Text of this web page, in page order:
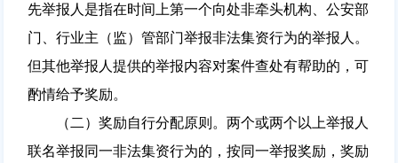
先举报人是指在时间上第一个向处非牵头机构、公安部
门、行业主（监）管部门举报非法集资行为的举报人。
但其他举报人提供的举报内容对案件查处有帮助的，可
酌情给予奖励。
（二）奖励自行分配原则。两个或两个以上举报人
联名举报同一非法集资行为的，按同一举报奖励，奖励